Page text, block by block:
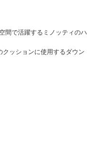
間で活躍するミノッティのハ
ッションに使用するダウン